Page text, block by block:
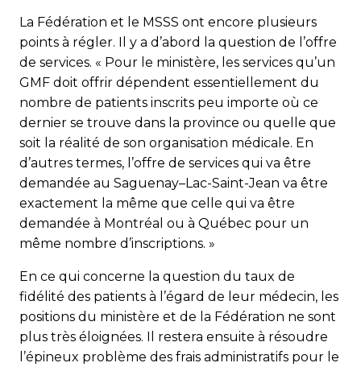
La Fédération et le MSSS ont encore plusieurs
points à régler. Il y a d’abord la question de l’offre
de services. « Pour le ministère, les services qu’un
GMF doit offrir dépendent essentiellement du
nombre de patients inscrits peu importe où ce
dernier se trouve dans la province ou quelle que
soit la réalité de son organisation médicale. En
d’autres termes, l’offre de services qui va être
demandée au Saguenay–Lac-Saint-Jean va être
exactement la même que celle qui va être
demandée à Montréal ou à Québec pour un
même nombre d’inscriptions. »
En ce qui concerne la question du taux de
fidélité des patients à l’égard de leur médecin, les
positions du ministère et de la Fédération ne sont
plus très éloignées. Il restera ensuite à résoudre
l’épineux problème des frais administratifs pour le